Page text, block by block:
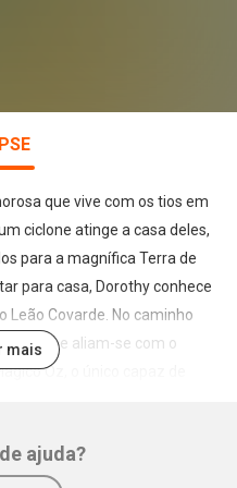
que vive com os tios em
ciclone atinge a casa deles,
para a magnífica Terra de
para casa, Dorothy conhece
Leão Covarde. No caminho
e aliam-se com o
Oz, o único capaz de
e seus amigos precisam
mais
ajuda?